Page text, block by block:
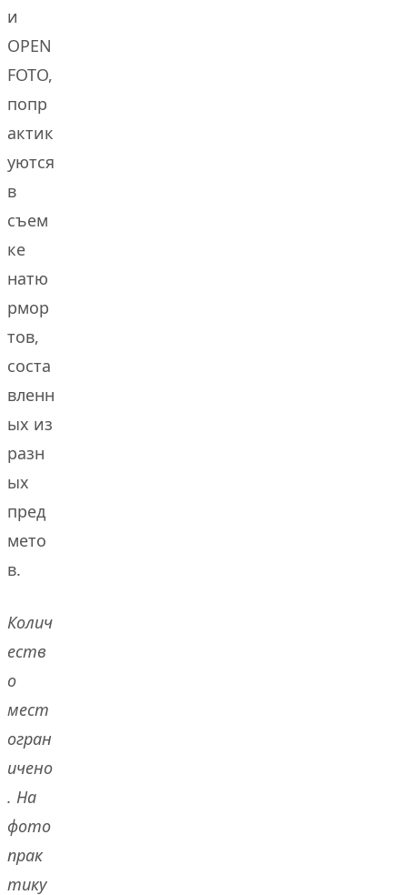
и
OPEN
FOTO,
попр
актик
уются
в
съем
ке
натю
рмор
тов,
соста
вленн
ых из
разн
ых
пред
мето
в.
Колич
еств
о
мест
огран
ичено
. На
фото
прак
тику